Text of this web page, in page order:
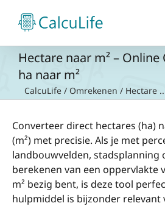
naar
inhoud
Hectare naar m² –
ha naar m²
CalcuLife / Omrekenen / Hectare
Converteer direct hectares (ha)
(m²) met precisie. Als je met
landbouwvelden, stadsplanning
berekenen van een oppervlakte
m² bezig bent, is deze tool
hulpmiddel is bijzonder relevant